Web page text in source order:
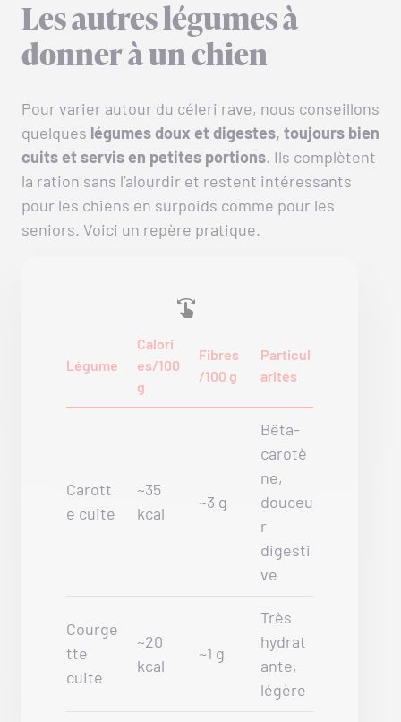
Les autres légumes à
donner à un chien
Pour varier autour du céleri rave, nous conseillons
quelques légumes doux et digestes, toujours bien
cuits et servis en petites portions. Ils complètent
la ration sans l’alourdir et restent intéressants
pour les chiens en surpoids comme pour les
seniors. Voici un repère pratique.
Légume
Calori
es/100
g
Fibres
/100 g
Particul
arités
Carott
e cuite
~35
kcal
~3 g
Bêta-
carotè
ne,
douceu
r
digesti
ve
Courge
tte
cuite
~20
kcal
~1 g
Très
hydrat
ante,
légère